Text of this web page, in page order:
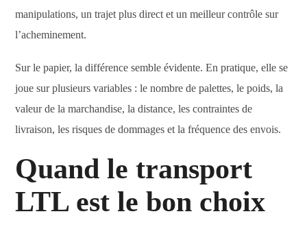
manipulations, un trajet plus direct et un meilleur contrôle sur
l’acheminement.
Sur le papier, la différence semble évidente. En pratique, elle se
joue sur plusieurs variables : le nombre de palettes, le poids, la
valeur de la marchandise, la distance, les contraintes de
livraison, les risques de dommages et la fréquence des envois.
Quand le transport
LTL est le bon choix